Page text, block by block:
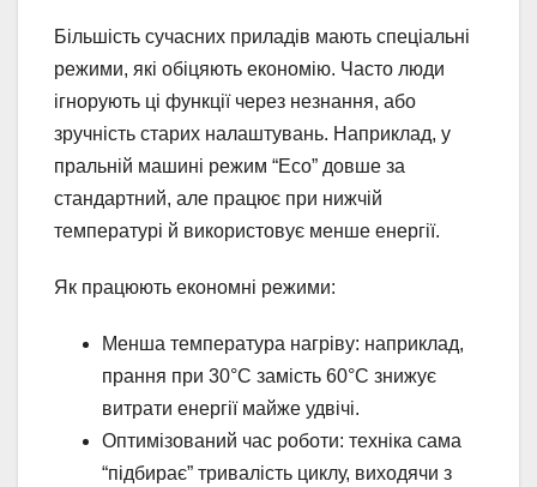
Більшість сучасних приладів мають спеціальні
режими, які обіцяють економію. Часто люди
ігнорують ці функції через незнання, або
зручність старих налаштувань. Наприклад, у
пральній машині режим “Eco” довше за
стандартний, але працює при нижчій
температурі й використовує менше енергії.
Як працюють економні режими:
Менша температура нагріву: наприклад,
прання при 30°C замість 60°C знижує
витрати енергії майже удвічі.
Оптимізований час роботи: техніка сама
“підбирає” тривалість циклу, виходячи з